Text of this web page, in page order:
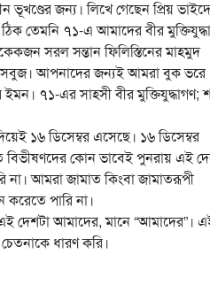
ভূখণ্ডের জন্য। লিখে গেছেন প্রিয়
তেমনি ৭১-এ আমাদের বীর
সরল সন্তান ফিলিস্তিনের মাহমুদ
সবুজ। আপনাদের জন্যই আমরা বুক ভরে
৭১-এর সাহসী বীর মুক্তিযুদ্ধাগণ;
১৬ ডিসেম্বর এসেছে। ১৬ ডিসেম্বর
বিভীষণদের কোন ভাবেই পুনরায় এই
আমরা জামাত কিংবা জামাতরূপী
করেতে পারি না।
দেশটা আমাদের, মানে “আমাদের”।
ধারণ করি।